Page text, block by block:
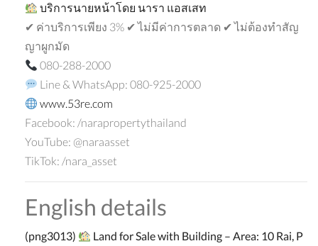
บริการนายหน้าโดย นารา แอสเสท
✔ ค่าบริการเพียง 3% ✔ ไม่มีค่าการตลาด ✔ ไม่ต้องทำสัญ
ญาผูกมัด
080-288-2000
Line & WhatsApp: 080-925-2000
www.53re.com
Facebook: /narapropertythailand
YouTube: @naraasset
TikTok: /nara_asset
English details
(png3013)
Land for Sale with Building – Area: 10 Rai, P